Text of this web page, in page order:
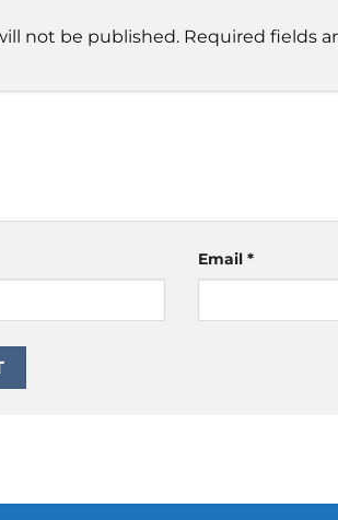
not be published. Required fields
Email*